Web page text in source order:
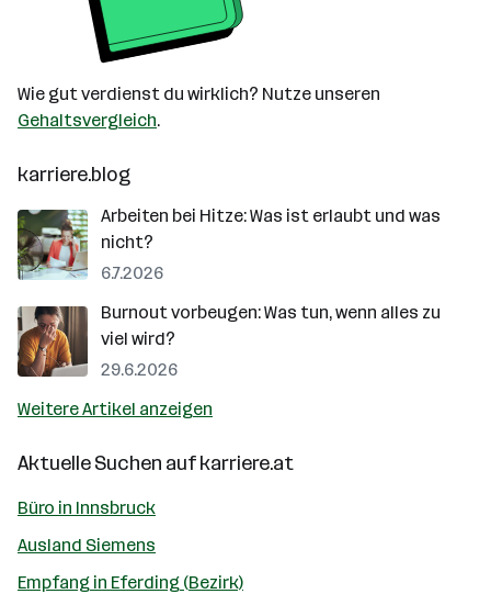
Wie gut verdienst du wirklich? Nutze unseren
Gehaltsvergleich.
karriere.blog
Arbeiten bei Hitze: Was ist erlaubt und was
nicht?
6.7.2026
Burnout vorbeugen: Was tun, wenn alles zu
viel wird?
29.6.2026
Weitere Artikel anzeigen
Aktuelle Suchen aufkarriere.at
Büro in Innsbruck
Ausland Siemens
Empfang in Eferding (Bezirk)